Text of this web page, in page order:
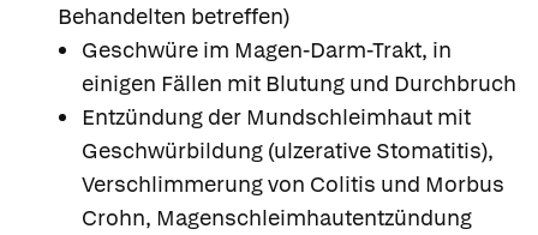
Behandelten betreffen)
Geschwüre im Magen-Darm-Trakt, in
einigen Fällen mit Blutung und Durchbruch
Entzündung der Mundschleimhaut mit
Geschwürbildung (ulzerative Stomatitis),
Verschlimmerung von Colitis und Morbus
Crohn, Magenschleimhautentzündung